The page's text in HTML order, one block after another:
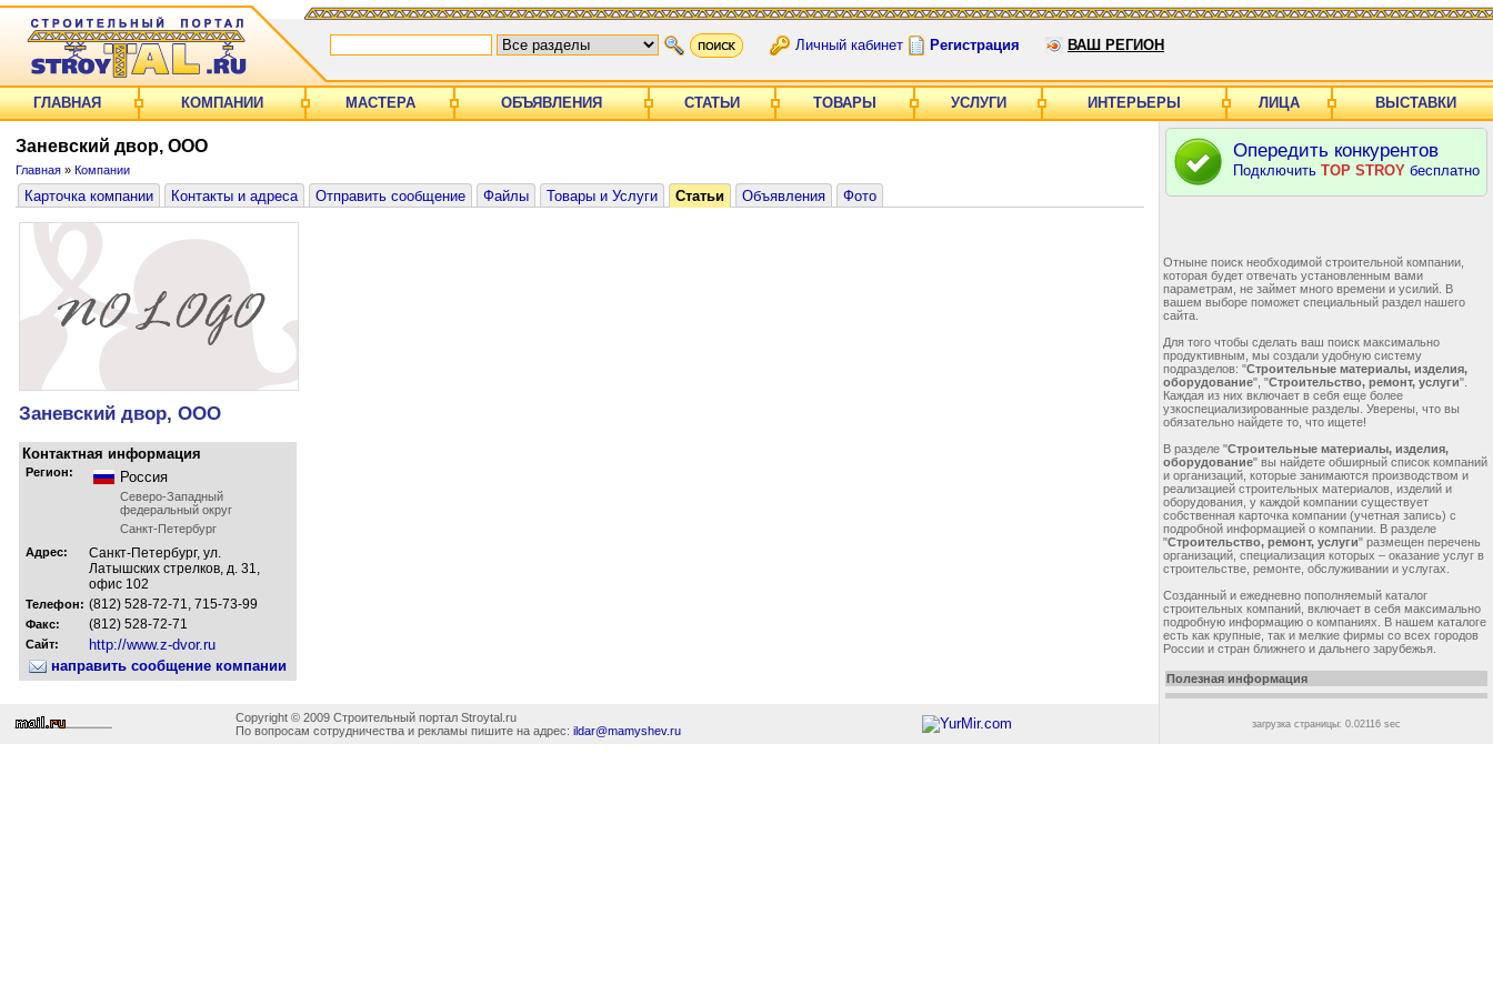
Личный кабинет Регистрация ВАШ РЕГИОН
ГЛАВНАЯ КОМПАНИИ МАСТЕРА ОБЪЯВЛЕНИЯ СТАТЬИ ТОВАРЫ УСЛУГИ ИНТЕРЬЕРЫ ЛИЦА ВЫСТАВКИ
Заневский двор, ООО
Главная» Компании
Карточка компании Контакты и адреса Отправить сообщение Файлы Товары и Услуги Статьи Объявления Фото
Заневский двор, ООО
Контактная информация
Регион: Россия
Северо-Западный
федеральный округ
Санкт-Петербург
Адрес:
Санкт-Петербург, ул.
Латышских стрелков, д. 31,
офис 102
Телефон: (812) 528-72-71, 715-73-99
Факс: (812) 528-72-71
Сайт:
http://www.z-dvor.ru
направить сообщение компании
Опередить конкурентов
Подключить TOP STROY бесплатно
Отныне поиск необходимой строительной компании,
которая будет отвечать установленным вами
параметрам, не займет много времени и усилий. В
вашем выборе поможет специальный раздел нашего
сайта.
Для того чтобы сделать ваш поиск максимально
продуктивным, мы создали удобную систему
подразделов: "Строительные материалы, изделия,
оборудование", "Строительство, ремонт, услуги".
Каждая из них включает в себя еще более
узкоспециализированные разделы. Уверены, что вы
обязательно найдете то, что ищете!
В разделе "Строительные материалы, изделия,
оборудование" вы найдете обширный список компаний
и организаций, которые занимаются производством и
реализацией строительных материалов, изделий и
оборудования, у каждой компании существует
собственная карточка компании (учетная запись) с
подробной информацией о компании. В разделе
"Строительство, ремонт, услуги" размещен перечень
организаций, специализация которых – оказание услуг в
строительстве, ремонте, обслуживании и услугах.
Созданный и ежедневно пополняемый каталог
строительных компаний, включает в себя максимально
подробную информацию о компаниях. В нашем каталоге
есть как крупные, так и мелкие фирмы со всех городов
России и стран ближнего и дальнего зарубежья.
Полезная информация
Copyright © 2009 Строительный портал Stroytal.ru
По вопросам сотрудничества и рекламы пишите на адрес: ildar@mamyshev.ru загрузка страницы: 0.02116 sec